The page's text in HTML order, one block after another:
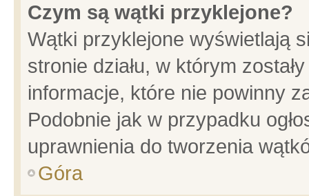
Czym są wątki przyklejone?
Wątki przyklejone wyświetlają
stronie działu, w którym
informacje, które nie powinny
Podobnie jak w przypadku
uprawnienia do tworzenia
Góra